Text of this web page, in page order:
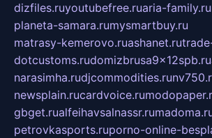
dizfiles.ruyoutubefree.ruaria-family.ru
planeta-samara.rumysmartbuy.ru
matrasy-kemerovo.ruashanet.ru
dotcustoms.rudomizbrusa9x12spb.ru
narasimha.rudjcommodities.ru
newsplain.rucardvoice.ru
gbget.rualfeihavsalnassr.ru
petrovkasports.ruporno-online-